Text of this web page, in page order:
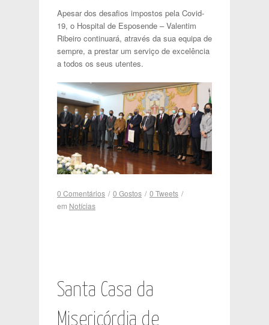
Apesar dos desafios impostos pela Covid-
19, o Hospital de Esposende – Valentim
Ribeiro continuará, através da sua equipa de
sempre, a prestar um serviço de excelência
a todos os seus utentes.
0 Comentários / 0 Gostos / 0 Tweets /
em Notícias
Santa Casa da
Misericórdia de